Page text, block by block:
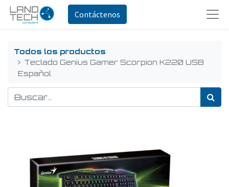
Contáctenos
Todos los productos
Teclado Genius Gamer Scorpion K220 USB
Español